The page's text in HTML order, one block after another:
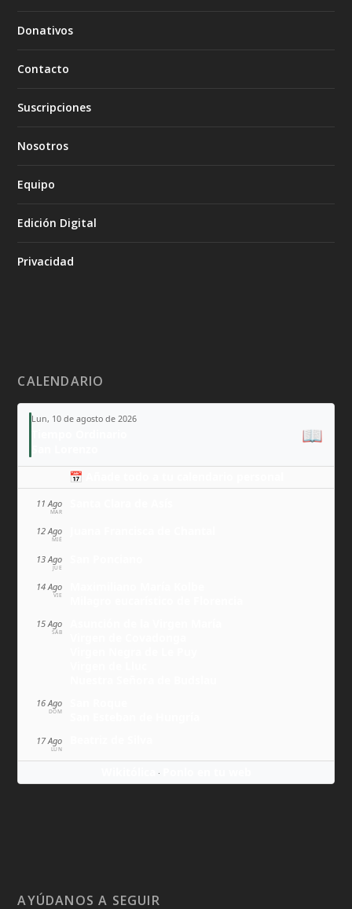
Donativos
Contacto
Suscripciones
Nosotros
Equipo
Edición Digital
Privacidad
CALENDARIO
Lun, 10 de agosto de 2026
📖
📅 Añade todo a tu calendario personal
11 Ago
MAR
12 Ago
MIÉ
13 Ago
JUE
14 Ago
VIE
15 Ago
SÁB
16 Ago
DOM
17 Ago
LUN
·
AYÚDANOS A SEGUIR